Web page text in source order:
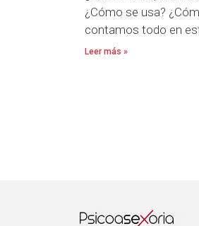
¿Cómo se usa?
contamos todo en
Leer más »